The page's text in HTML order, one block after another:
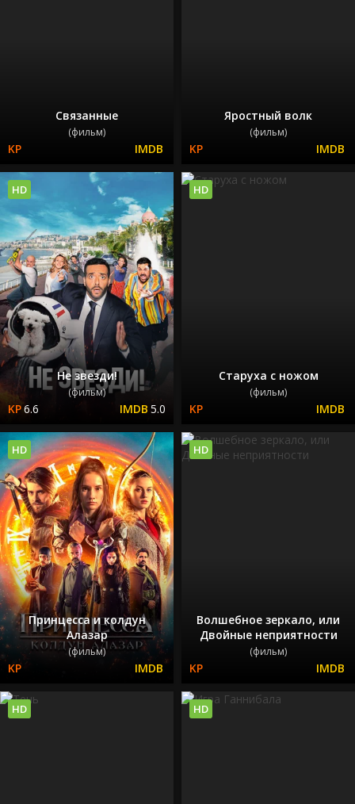
Связанные
(фильм)
Яростный волк
(фильм)
Не звезди!
(фильм)
6.6 5.0
HD
Старуха с ножом
(фильм)
HD
Принцесса и колдун
Алазар
(фильм)
HD
Волшебное зеркало, или
Двойные неприятности
(фильм)
HD
HD HD